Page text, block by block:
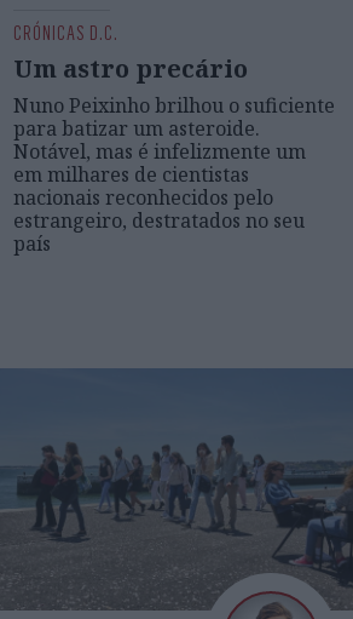
CRÓNICAS D.C.
Um astro precário
Nuno Peixinho brilhou o suficiente
para batizar um asteroide.
Notável, mas é infelizmente um
em milhares de cientistas
nacionais reconhecidos pelo
estrangeiro, destratados no seu
país